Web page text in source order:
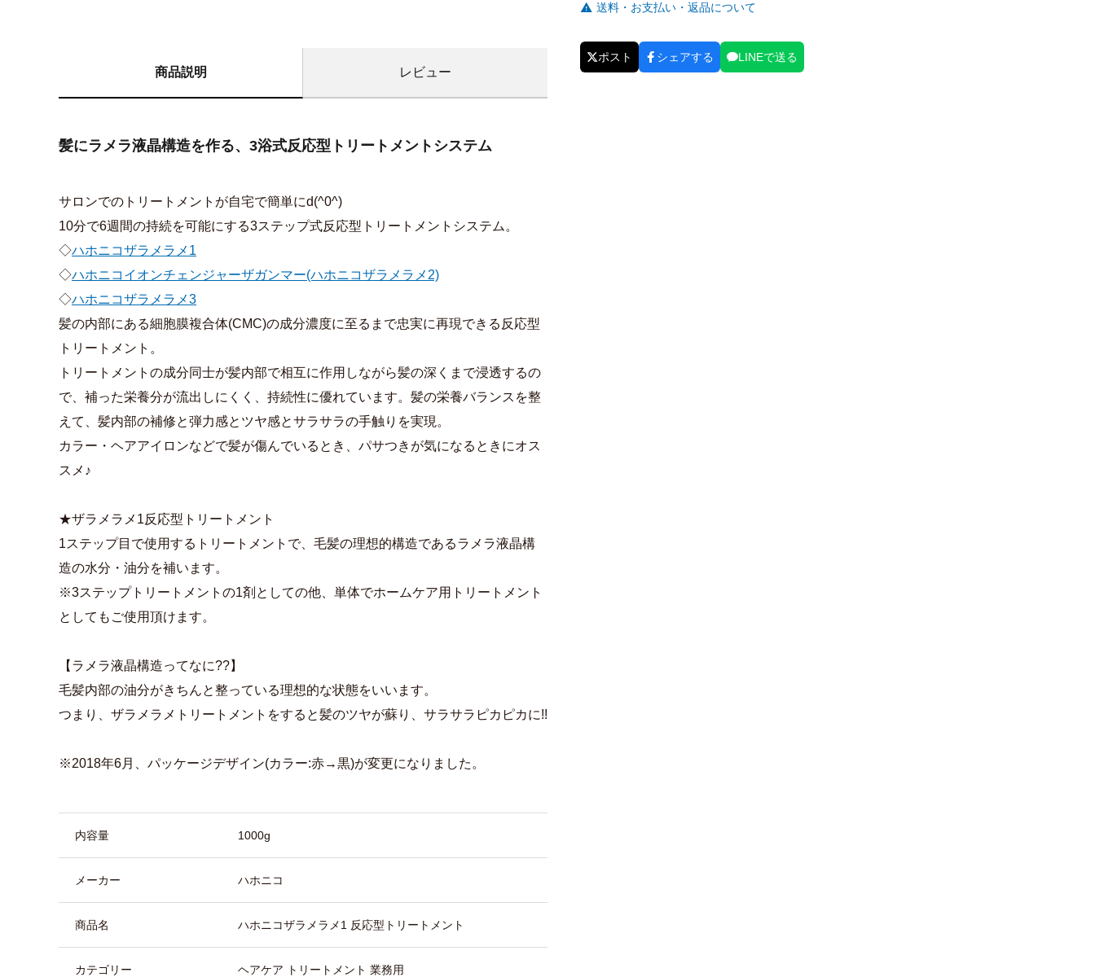
商品説明 レビュー
髪にラメラ液晶構造を作る、3浴式反応型トリートメントシステム
サロンでのトリートメントが自宅で簡単にd(^0^)
10分で6週間の持続を可能にする3ステップ式反応型トリートメントシステム。
◇ハホニコザラメラメ1
◇ハホニコイオンチェンジャーザガンマー(ハホニコザラメラメ2)
◇ハホニコザラメラメ3
髪の内部にある細胞膜複合体(CMC)の成分濃度に至るまで忠実に再現できる反応型
トリートメント。
トリートメントの成分同士が髪内部で相互に作用しながら髪の深くまで浸透するの
で、補った栄養分が流出しにくく、持続性に優れています。髪の栄養バランスを整
えて、髪内部の補修と弾力感とツヤ感とサラサラの手触りを実現。
カラー・ヘアアイロンなどで髪が傷んでいるとき、パサつきが気になるときにオス
スメ♪
★ザラメラメ1反応型トリートメント
1ステップ目で使用するトリートメントで、毛髪の理想的構造であるラメラ液晶構
造の水分・油分を補います。
※3ステップトリートメントの1剤としての他、単体でホームケア用トリートメント
としてもご使用頂けます。
【ラメラ液晶構造ってなに??】
毛髪内部の油分がきちんと整っている理想的な状態をいいます。
つまり、ザラメラメトリートメントをすると髪のツヤが蘇り、サラサラピカピカに!!
※2018年6月、パッケージデザイン(カラー:赤→黒)が変更になりました。
内容量 1000g
メーカー ハホニコ
商品名 ハホニコザラメラメ1 反応型トリートメント
カテゴリー ヘアケア トリートメント 業務用
送料・お支払い・返品について
ポスト シェアする LINEで送る